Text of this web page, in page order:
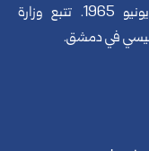
تأسست في 24 يونيو 1965. تتبع وزارة
في دمشق.